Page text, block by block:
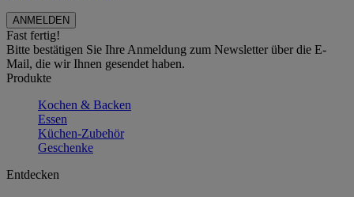
Fast fertig!
Bitte bestätigen Sie Ihre Anmeldung zum Newsletter über die E-
Mail, die wir Ihnen gesendet haben.
Produkte
Kochen & Backen
Essen
Küchen-Zubehör
Geschenke
Entdecken